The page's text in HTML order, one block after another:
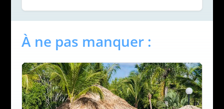
À ne pas manquer :